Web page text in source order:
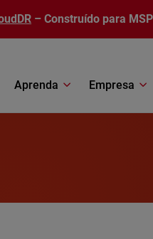
– Construído para
Aprenda Empresa